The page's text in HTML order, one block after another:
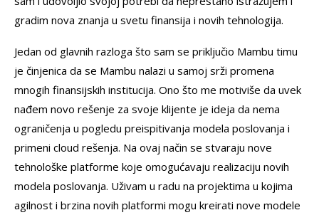
gradim nova znanja u svetu finansija i novih tehnologija.
Jedan od glavnih razloga što sam se priključio Mambu timu
je činjenica da se Mambu nalazi u samoj srži promena
mnogih finansijskih institucija. Ono što me motiviše da uvek
nađem novo rešenje za svoje klijente je ideja da nema
ograničenja u pogledu preispitivanja modela poslovanja i
primeni cloud rešenja. Na ovaj način se stvaraju nove
tehnološke platforme koje omogućavaju realizaciju novih
modela poslovanja. Uživam u radu na projektima u kojima
agilnost i brzina novih platformi mogu kreirati nove modele